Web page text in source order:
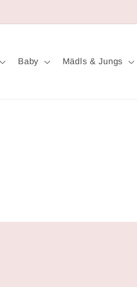
Baby Mädls & Jungs